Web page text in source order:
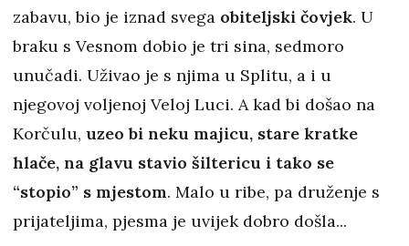
zabavu, bio je iznad svega obiteljski čovjek. U
braku s Vesnom dobio je tri sina, sedmoro
unučadi. Uživao je s njima u Splitu, a i u
njegovoj voljenoj Veloj Luci. A kad bi došao na
Korčulu, uzeo bi neku majicu, stare kratke
hlače, na glavu stavio šiltericu i tako se
“stopio” s mjestom. Malo u ribe, pa druženje s
prijateljima, pjesma je uvijek dobro došla...